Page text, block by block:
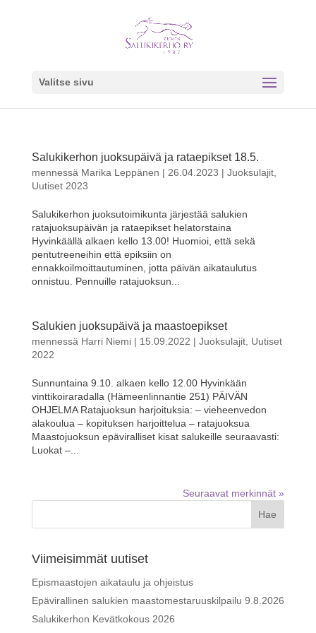
Valitse sivu
Salukikerhon juoksupäivä ja rataepikset 18.5.
mennessä Marika Leppänen | 26.04.2023 | Juoksulajit,
Uutiset 2023
Salukikerhon juoksutoimikunta järjestää salukien
ratajuoksupäivän ja rataepikset helatorstaina
Hyvinkäällä alkaen kello 13.00! Huomioi, että sekä
pentutreeneihin että epiksiin on
ennakkoilmoittautuminen, jotta päivän aikataulutus
onnistuu. Pennuille ratajuoksun...
Salukien juoksupäivä ja maastoepikset
mennessä Harri Niemi| 15.09.2022 | Juoksulajit, Uutiset
2022
Sunnuntaina 9.10. alkaen kello 12.00 Hyvinkään
vinttikoiraradalla (Hämeenlinnantie 251) PÄIVÄN
OHJELMA Ratajuoksun harjoituksia: – vieheenvedon
alakoulua – kopituksen harjoittelua – ratajuoksua
Maastojuoksun epäviralliset kisat salukeille seuraavasti:
Luokat –...
Seuraavat merkinnät »
Viimeisimmät uutiset
Epismaastojen aikataulu ja ohjeistus
Epävirallinen salukien maastomestaruuskilpailu 9.8.2026
Salukikerhon Kevätkokous 2026